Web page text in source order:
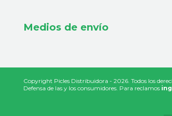
Medios de envío
Copyright Picles Distribuidora - 2026. Todos los
Defensa de las y los consumidores. Para reclamos